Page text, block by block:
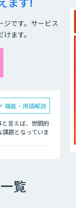
ジです。サービス
ます。
言えば、世間的
題となっていま
機能・用語解説
覧